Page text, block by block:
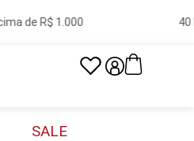
de R$ 1.000 40
SALE